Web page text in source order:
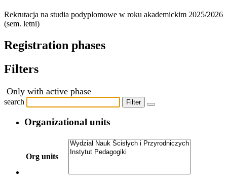
Rekrutacja na studia podyplomowe w roku akademickim 2025/2026
(sem. letni)
Registration phases
Filters
Only with active phase
search Filter
Organizational units
Org units